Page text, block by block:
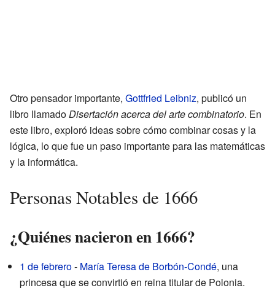
Otro pensador importante, Gottfried Leibniz, publicó un
libro llamado Disertación acerca del arte combinatorio. En
este libro, exploró ideas sobre cómo combinar cosas y la
lógica, lo que fue un paso importante para las matemáticas
y la informática.
Personas Notables de 1666
¿Quiénes nacieron en 1666?
1 de febrero- María Teresa de Borbón-Condé, una
princesa que se convirtió en reina titular de Polonia.